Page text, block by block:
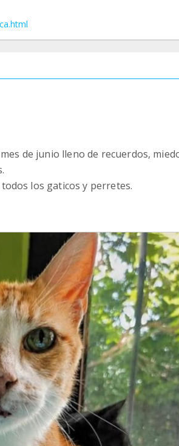
de junio lleno de recuerdos,
los gaticos y perretes.
junio.html
gracias por ayudarnos a
especiales debido a su edad o
para seguir ayudándoles.